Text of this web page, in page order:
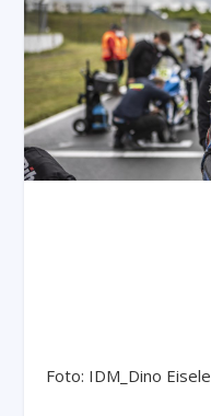
Foto: IDM_Dino Eisele